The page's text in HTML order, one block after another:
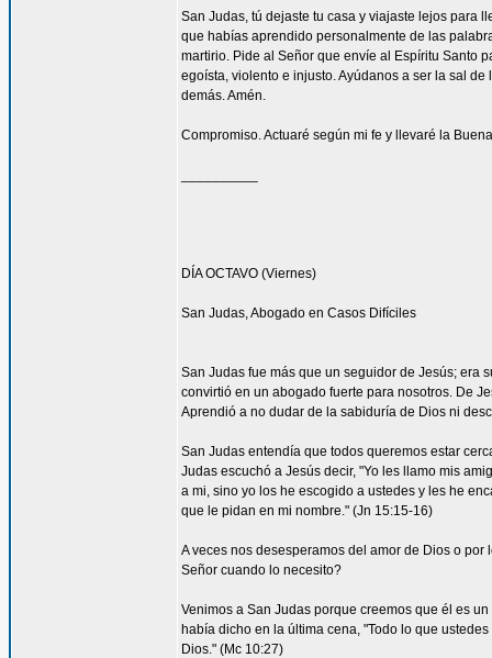
San Judas, tú dejaste tu casa y viajaste lejos para
que habías aprendido personalmente de las
martirio. Pide al Señor que envíe al Espíritu Santo
egoísta, violento e injusto. Ayúdanos a ser la sal
demás. Amén.
Compromiso. Actuaré según mi fe y llevaré la
DÍA OCTAVO (Viernes)
San Judas, Abogado en Casos Difíciles
San Judas fue más que un seguidor de Jesús; era
convirtió en un abogado fuerte para nosotros. De
Aprendió a no dudar de la sabiduría de Dios ni
San Judas entendía que todos queremos estar
Judas escuchó a Jesús decir, "Yo les llamo mis
a mi, sino yo los he escogido a ustedes y les he
que le pidan en mi nombre." (Jn 15:15-16)
A veces nos desesperamos del amor de Dios o
Señor cuando lo necesito?
Venimos a San Judas porque creemos que él es
había dicho en la última cena, "Todo lo que
Dios." (Mc 10:27)